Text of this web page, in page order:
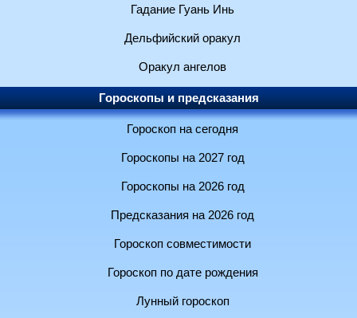
Гадание Гуань Инь
Дельфийский оракул
Оракул ангелов
Гороскопы и предсказания
Гороскоп на сегодня
Гороскопы на 2027 год
Гороскопы на 2026 год
Предсказания на 2026 год
Гороскоп совместимости
Гороскоп по дате рождения
Лунный гороскоп